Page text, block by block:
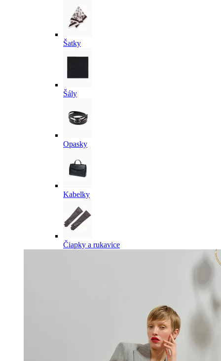
Šatky
Šály
Opasky
Kabelky
Čiapky a rukavice